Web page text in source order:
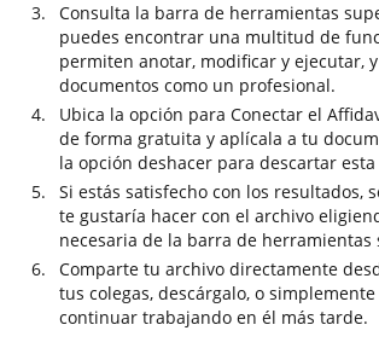
Consulta la barra de herramientas
puedes encontrar una multitud de
permiten anotar, modificar y ejecutar,
documentos como un profesional.
Ubica la opción para Conectar el
de forma gratuita y aplícala a tu
la opción deshacer para descartar esta
Si estás satisfecho con los resultados,
te gustaría hacer con el archivo
necesaria de la barra de herramientas
Comparte tu archivo directamente
tus colegas, descárgalo, o
continuar trabajando en él más tarde.